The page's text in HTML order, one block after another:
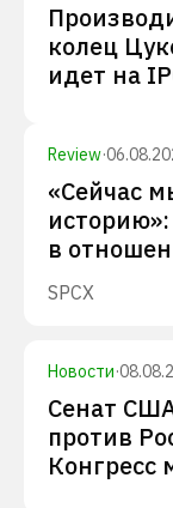
колец
идет на
Review·
«Сейчас
в
SPCX
Новости·
Сенат
против
Конгресс